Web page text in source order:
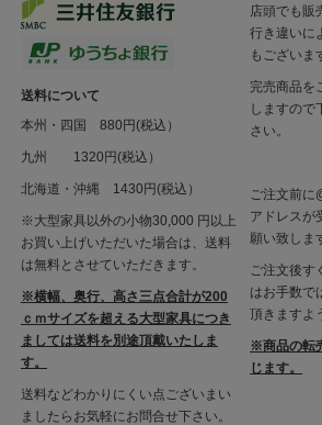
送料について
本州・四国 880円(税込）
九州 1320円(税込）
北海道・沖縄 1430円(税込）
※大型家具以外の小物30,000 円以上
お買い上げいただいた場合は、送料
は無料とさせていただきます。
※横幅、奥行、高さ三点合計が200
ｃｍサイズを超える大型家具につき
ましては送料を別途頂戴いたしま
す。
送料などわかりにくい点ございまい
ましたらお気軽にお問合せ下さい。
店頭でも販
行き違いに
もございま
完売商品を
しますので
さい。
ご注文前に
アドレスが
願い致しま
ご注文後す
はお手数で
頂きますよ
※商品の転
じます。